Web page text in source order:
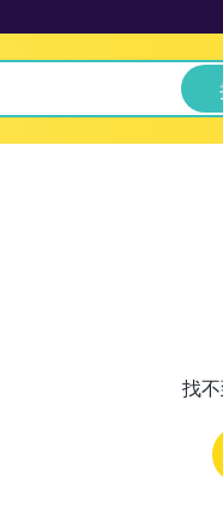
找